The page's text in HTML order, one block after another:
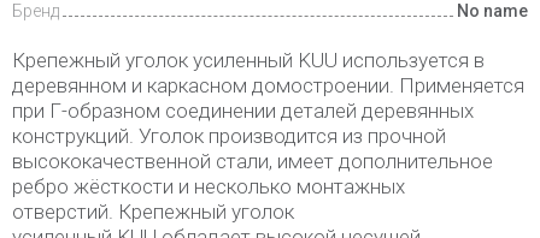
Бренд
No name
Крепежный уголок усиленный KUU используется в
деревянном и каркасном домостроении. Применяется
при Г-образном соединении деталей деревянных
конструкций. Уголок производится из прочной
высококачественной стали, имеет дополнительное
ребро жёсткости и несколько монтажных
отверстий. Крепежный уголок